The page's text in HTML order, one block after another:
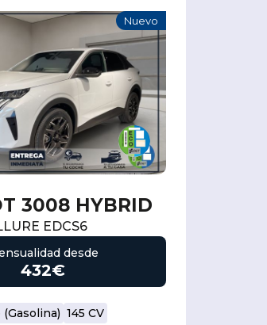
Nuevo
3008 HYBRID
EDCS6
desde
432€
145 CV